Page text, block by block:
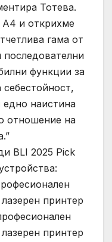
Тотева.
A4 и открихме
гама от
последователни
функции за
наистина
отношение на
BLI 2025 Pick
принтер
принтер